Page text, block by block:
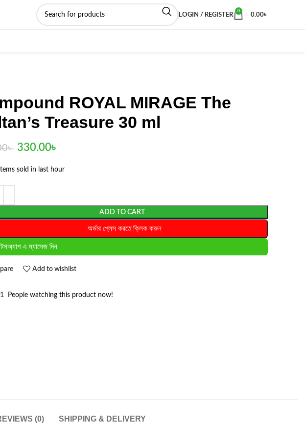
LOGIN / REGISTER
0
0.00৳
ROYAL MIRAGE The
Treasure 30 ml
৳ 330.00৳
Items sold in last hour
ADD TO CART
অর্ডার প্লেস করতে ক্লিক করুন
এ ম্যাসেজ দিন
Add to wishlist
People watching this product now!
(0) SHIPPING & DELIVERY